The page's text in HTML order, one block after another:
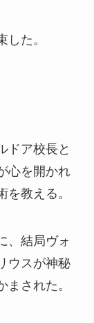
た。
ドア校長と
心を開かれ
教える。
、結局ヴォ
ウスが神秘
された。